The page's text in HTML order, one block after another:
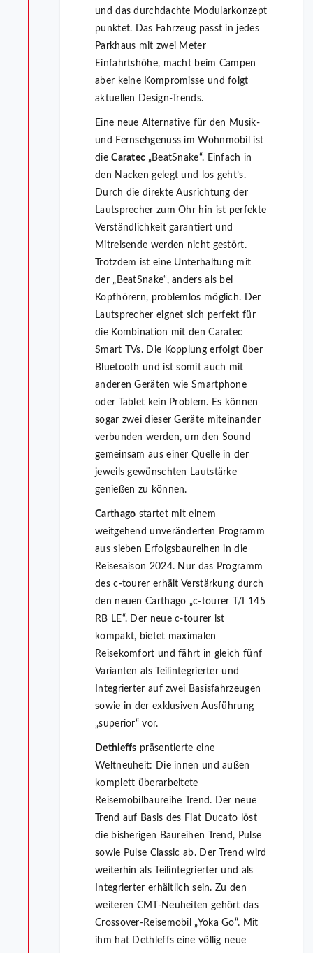
und das durchdachte Modularkonzept
punktet. Das Fahrzeug passt in jedes
Parkhaus mit zwei Meter
Einfahrtshöhe, macht beim Campen
aber keine Kompromisse und folgt
aktuellen Design-Trends.
Eine neue Alternative für den Musik-
und Fernsehgenuss im Wohnmobil ist
dieCaratec „BeatSnake“. Einfach in
den Nacken gelegt und los geht’s.
Durch die direkte Ausrichtung der
Lautsprecher zum Ohr hin ist perfekte
Verständlichkeit garantiert und
Mitreisende werden nicht gestört.
Trotzdem ist eine Unterhaltung mit
der „BeatSnake“, anders als bei
Kopfhörern, problemlos möglich. Der
Lautsprecher eignet sich perfekt für
die Kombination mit den Caratec
Smart TVs. Die Kopplung erfolgt über
Bluetooth und ist somit auch mit
anderen Geräten wie Smartphone
oder Tablet kein Problem. Es können
sogar zwei dieser Geräte miteinander
verbunden werden, um den Sound
gemeinsam aus einer Quelle in der
jeweils gewünschten Lautstärke
genießen zu können.
Carthago startet mit einem
weitgehend unveränderten Programm
aus sieben Erfolgsbaureihen in die
Reisesaison 2024. Nur das Programm
des c-tourer erhält Verstärkung durch
den neuen Carthago „c-tourer T/I 145
RB LE“. Der neue c-tourer ist
kompakt, bietet maximalen
Reisekomfort und fährt in gleich fünf
Varianten als Teilintegrierter und
Integrierter auf zwei Basisfahrzeugen
sowie in der exklusiven Ausführung
„superior“ vor.
Dethleffs präsentierte eine
Weltneuheit: Die innen und außen
komplett überarbeitete
Reisemobilbaureihe Trend. Der neue
Trend auf Basis des Fiat Ducato löst
die bisherigen Baureihen Trend, Pulse
sowie Pulse Classic ab. Der Trend wird
weiterhin als Teilintegrierter und als
Integrierter erhältlich sein. Zu den
weiteren CMT-Neuheiten gehört das
Crossover-Reisemobil „Yoka Go“. Mit
ihm hat Dethleffs eine völlig neue